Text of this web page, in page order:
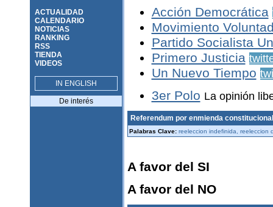
ACTUALIDAD
CALENDARIO
NOTICIAS
RANKING
RSS
TIENDA
VIDEOS
IN ENGLISH
De interés
Acción Democrática
Movimiento
Partido Socialista
Primero Justicia
Un Nuevo Tiempo
3er Polo La opinión
Referendum por enmienda constitucional
Palabras Clave: reeleccion indefinida, reeleccion
A favor del SI
A favor del NO